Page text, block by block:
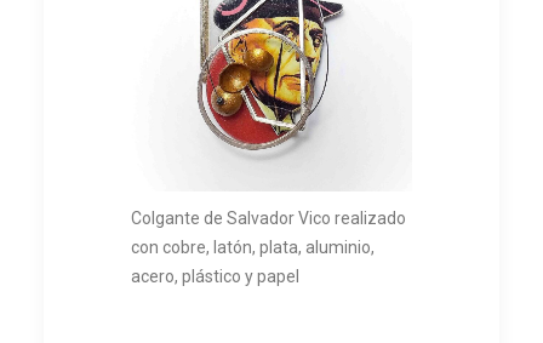
Colgante de Salvador Vico realizado
con cobre, latón, plata, aluminio,
acero, plástico y papel